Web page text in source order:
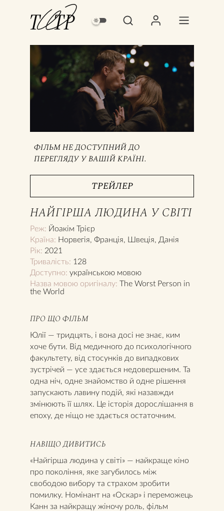
ФІЛЬМ НЕ ДОСТУПНИЙ ДО
ПЕРЕГЛЯДУ У ВАШІЙ КРАЇНІ.
ТРЕЙЛЕР
НАЙГІРША ЛЮДИНА У СВІТІ
Реж: Йоакім Трієр
Країна: Норвегія, Франція, Швеція, Данія
Рік: 2021
Тривалість: 128
Доступно: українською мовою
Назва мовою оригіналу: The Worst Person in
the World
ПРО ЩО ФІЛЬМ
Юлії — тридцять, і вона досі не знає, ким
хоче бути. Від медичного до психологічного
факультету, від стосунків до випадкових
зустрічей — усе здається недовершеним. Та
одна ніч, одне знайомство й одне рішення
запускають лавину подій, які назавжди
змінюють її шлях. Це історія дорослішання в
епоху, де ніщо не здається остаточним.
НАВІЩО ДИВИТИСЬ
«Найгірша людина у світі» — найкраще кіно
про покоління, яке загубилось між
свободою вибору та страхом зробити
помилку. Номінант на «Оскар» і переможець
Канн за найкращу жіночу роль, фільм